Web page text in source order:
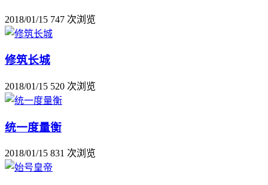
2018/01/15 747 次浏览
修筑长城
2018/01/15 520 次浏览
统一度量衡
2018/01/15 831 次浏览